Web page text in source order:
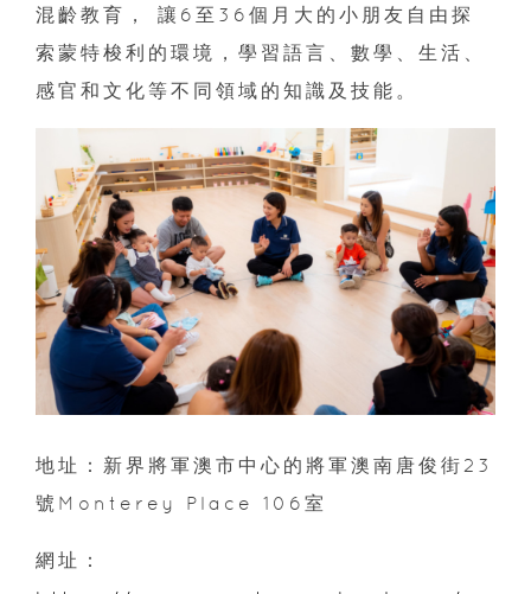
混齡教育， 讓6至36個月大的小朋友自由探
索蒙特梭利的環境，學習語言、數學、生活、
感官和文化等不同領域的知識及技能。
地址：新界將軍澳市中心的將軍澳南唐俊街23
號Monterey Place 106室
網址：